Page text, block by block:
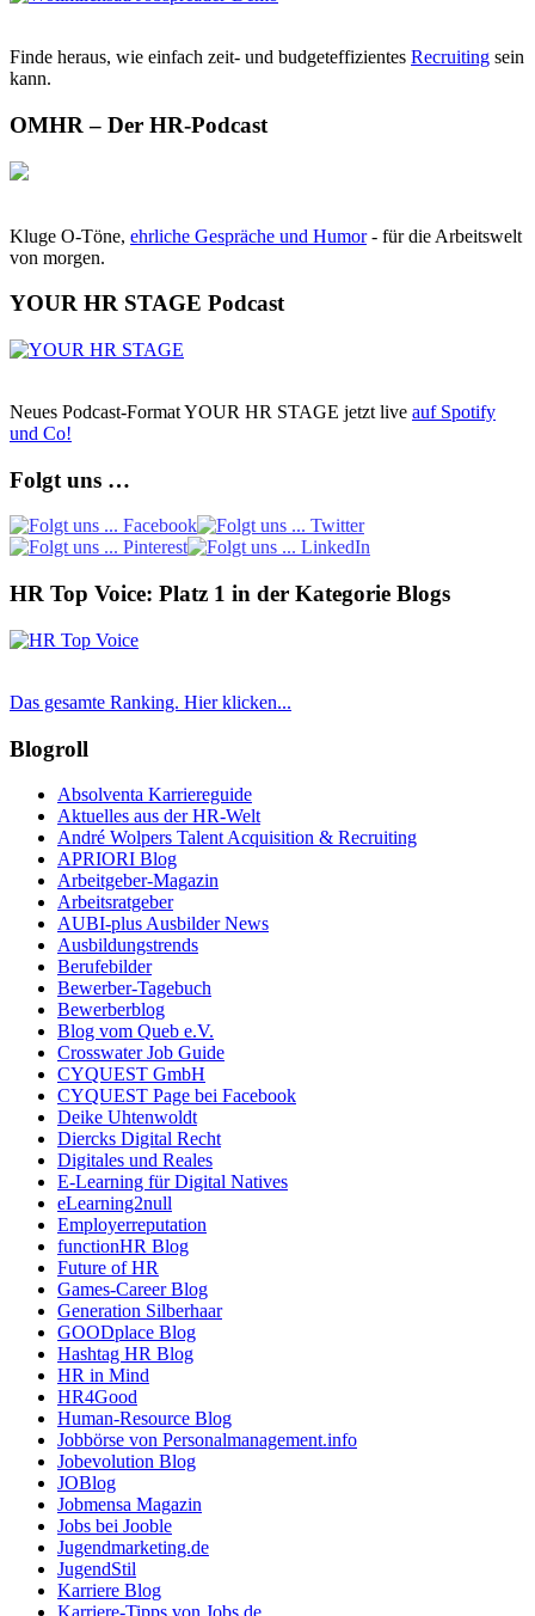
Finde heraus, wie einfach zeit- und budgeteffizientes Recruiting sein
kann.
OMHR – Der HR-Podcast
Kluge O-Töne, ehrliche Gespräche und Humor- für die Arbeitswelt
von morgen.
YOUR HR STAGE Podcast
Neues Podcast-Format YOUR HR STAGE jetzt live auf Spotify
und Co!
Folgt uns …
HR Top Voice: Platz 1 in der Kategorie Blogs
Das gesamte Ranking. Hier klicken...
Blogroll
Absolventa Karriereguide
Aktuelles aus der HR-Welt
André Wolpers Talent Acquisition & Recruiting
APRIORI Blog
Arbeitgeber-Magazin
Arbeitsratgeber
AUBI-plus Ausbilder News
Ausbildungstrends
Berufebilder
Bewerber-Tagebuch
Bewerberblog
Blog vom Queb e.V.
Crosswater Job Guide
CYQUEST GmbH
CYQUEST Page bei Facebook
Deike Uhtenwoldt
Diercks Digital Recht
Digitales und Reales
E-Learning für Digital Natives
eLearning2null
Employerreputation
functionHR Blog
Future of HR
Games-Career Blog
Generation Silberhaar
GOODplace Blog
Hashtag HR Blog
HR in Mind
HR4Good
Human-Resource Blog
Jobbörse von Personalmanagement.info
Jobevolution Blog
JOBlog
Jobmensa Magazin
Jobs bei Jooble
Jugendmarketing.de
JugendStil
Karriere Blog